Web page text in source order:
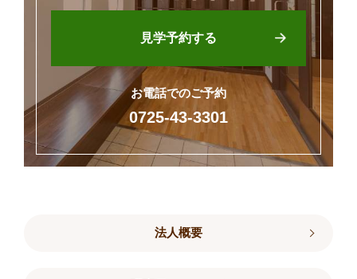
見学予約する
お電話でのご予約
0725-43-3301
法人概要